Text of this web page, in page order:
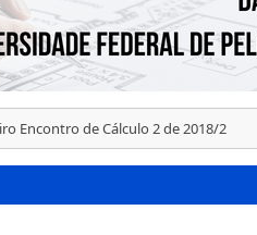
Encontro de Cálculo 2 de 2018/2